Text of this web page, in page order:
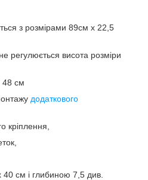
з розмірами 89см х 22,5
регулюється висота розміри
48 см
додаткового
кріплення,
см і глибиною 7,5 див.